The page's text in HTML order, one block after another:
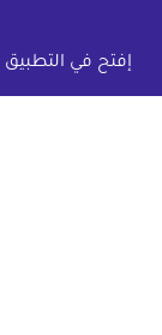
إفتح في التطبيق